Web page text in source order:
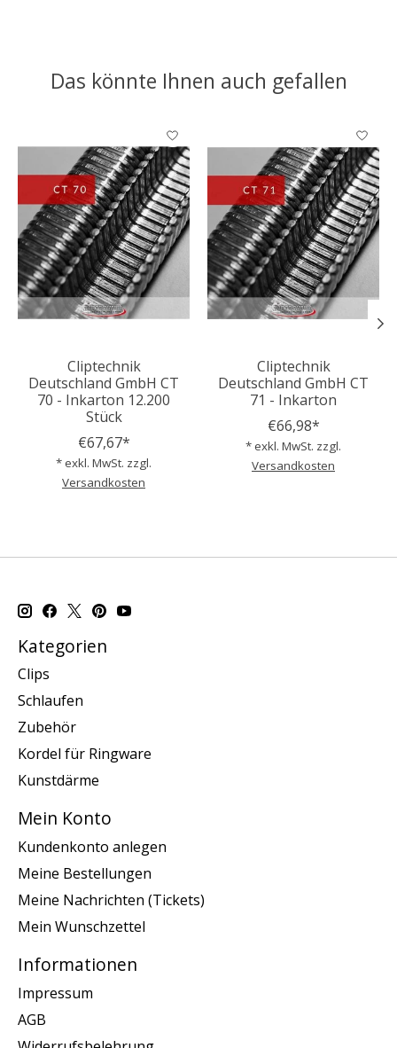
Das könnte Ihnen auch gefallen
Produkt-Karussell-Artikel
Cliptechnik
Deutschland GmbH CT
70 - Inkarton 12.200
Stück
€67,67*
* exkl. MwSt. zzgl.
Versandkosten
Cliptechnik
Deutschland GmbH CT
71 - Inkarton
€66,98*
* exkl. MwSt. zzgl.
Versandkosten
Kategorien
Clips
Schlaufen
Zubehör
Kordel für Ringware
Kunstdärme
Mein Konto
Kundenkonto anlegen
Meine Bestellungen
Meine Nachrichten (Tickets)
Mein Wunschzettel
Informationen
Impressum
AGB